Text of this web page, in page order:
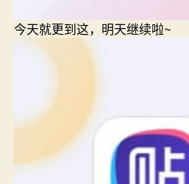
今天就更到这，明天继续啦~